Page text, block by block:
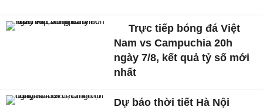
Trực tiếp bóng đá Việt
Nam vs Campuchia 20h
ngày 7/8, kết quả tỷ số mới
nhất
Dự báo thời tiết Hà Nội